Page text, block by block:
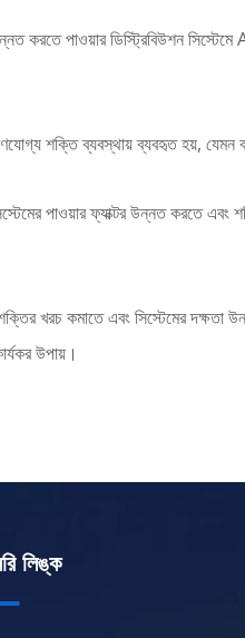
করতে পাওয়ার ডিস্ট্রিবিউশন
শক্তি ব্যবস্থায় ব্যবহৃত হয়, যেমন
পাওয়ার ফ্যাক্টর উন্নত করতে
খরচ কমাতে এবং সিস্টেমের
উপায়।
লিঙ্ক